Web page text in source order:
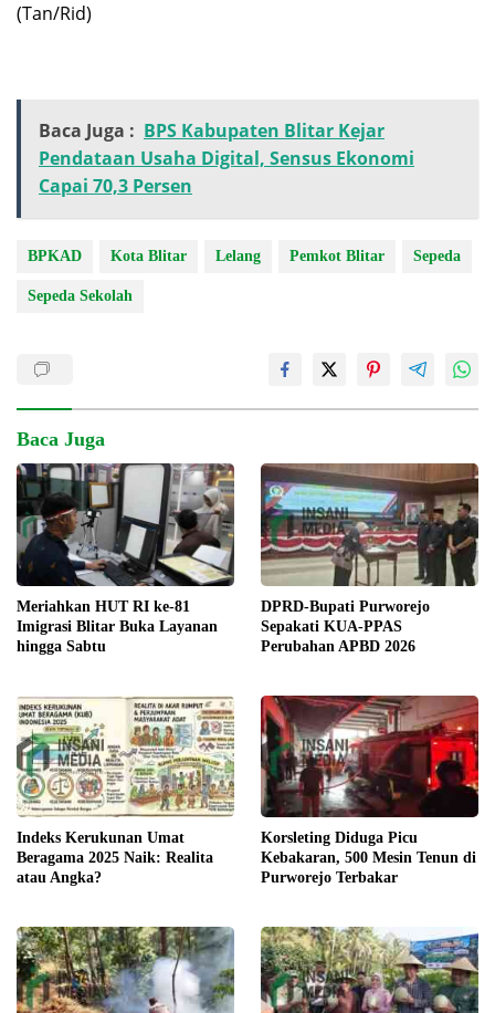
(Tan/Rid)
Baca Juga : BPS Kabupaten Blitar Kejar
Pendataan Usaha Digital, Sensus Ekonomi
Capai 70,3 Persen
BPKAD Kota Blitar Lelang Pemkot Blitar Sepeda
Sepeda Sekolah
Baca Juga
Meriahkan HUT RI ke-81
Imigrasi Blitar Buka Layanan
hingga Sabtu
DPRD-Bupati Purworejo
Sepakati KUA-PPAS
Perubahan APBD 2026
Indeks Kerukunan Umat
Beragama 2025 Naik: Realita
atau Angka?
Korsleting Diduga Picu
Kebakaran, 500 Mesin Tenun di
Purworejo Terbakar